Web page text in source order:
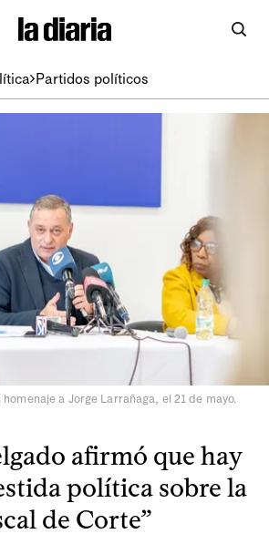
Partidos políticos
a Jorge Larrañaga, el 21 de mayo.
afirmó que hay
política sobre la
de Corte”